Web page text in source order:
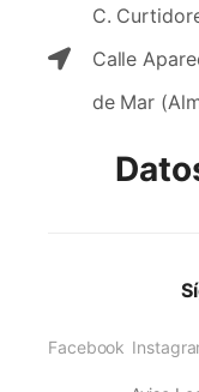
C.
Calle
de Mar
Facebook